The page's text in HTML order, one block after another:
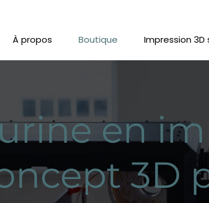
À propos Boutique Impression
en
3D